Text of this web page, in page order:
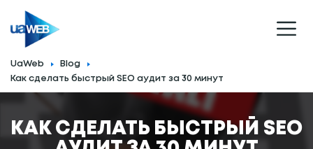
UaWeb
Blog
Как сделать быстрый SEO аудит за 30 минут
КАК СДЕЛАТЬ БЫСТРЫЙ SEO